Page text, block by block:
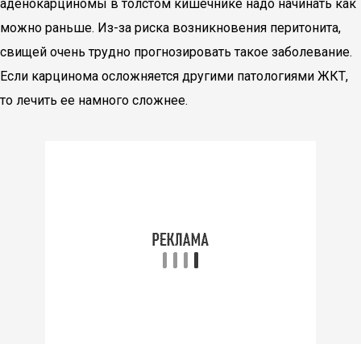
аденокарциномы в толстом кишечнике надо начинать как
можно раньше. Из-за риска возникновения перитонита,
свищей очень трудно прогнозировать такое заболевание.
Если карцинома осложняется другими патологиями ЖКТ,
то лечить ее намного сложнее.